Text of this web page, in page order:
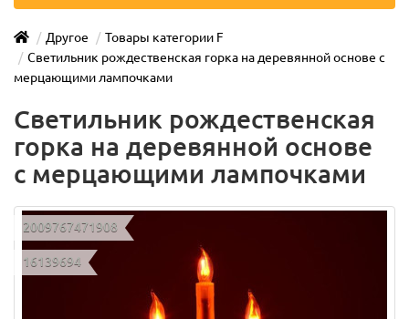
Другое
Товары категории F
Светильник рождественская горка на деревянной основе с
мерцающими лампочками
Светильник рождественская
горка на деревянной основе
с мерцающими лампочками
2009767471908
16139694